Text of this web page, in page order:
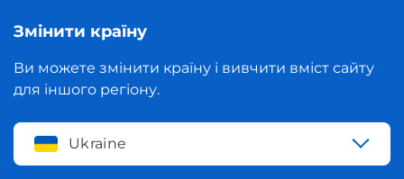
Змінити країну
Ви можете змінити країну і вивчити вміст сайту
для іншого регіону.
Ukraine